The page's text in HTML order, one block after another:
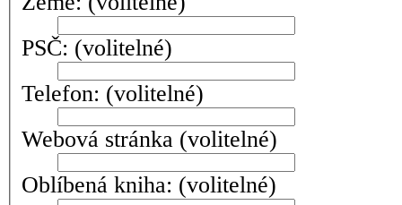
PSČ: (volitelné)
Telefon: (volitelné)
Webová stránka (volitelné)
Oblíbená kniha: (volitelné)